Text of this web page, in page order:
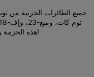
هذه الحزمة واحصل على خصم صغير على السعر. استمتع!